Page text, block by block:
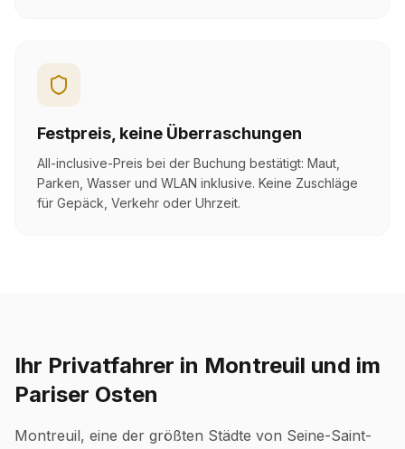
Festpreis, keine Überraschungen
All-inclusive-Preis bei der Buchung bestätigt: Maut,
Parken, Wasser und WLAN inklusive. Keine Zuschläge
für Gepäck, Verkehr oder Uhrzeit.
Ihr Privatfahrer in Montreuil und im
Pariser Osten
Montreuil, eine der größten Städte von Seine-Saint-